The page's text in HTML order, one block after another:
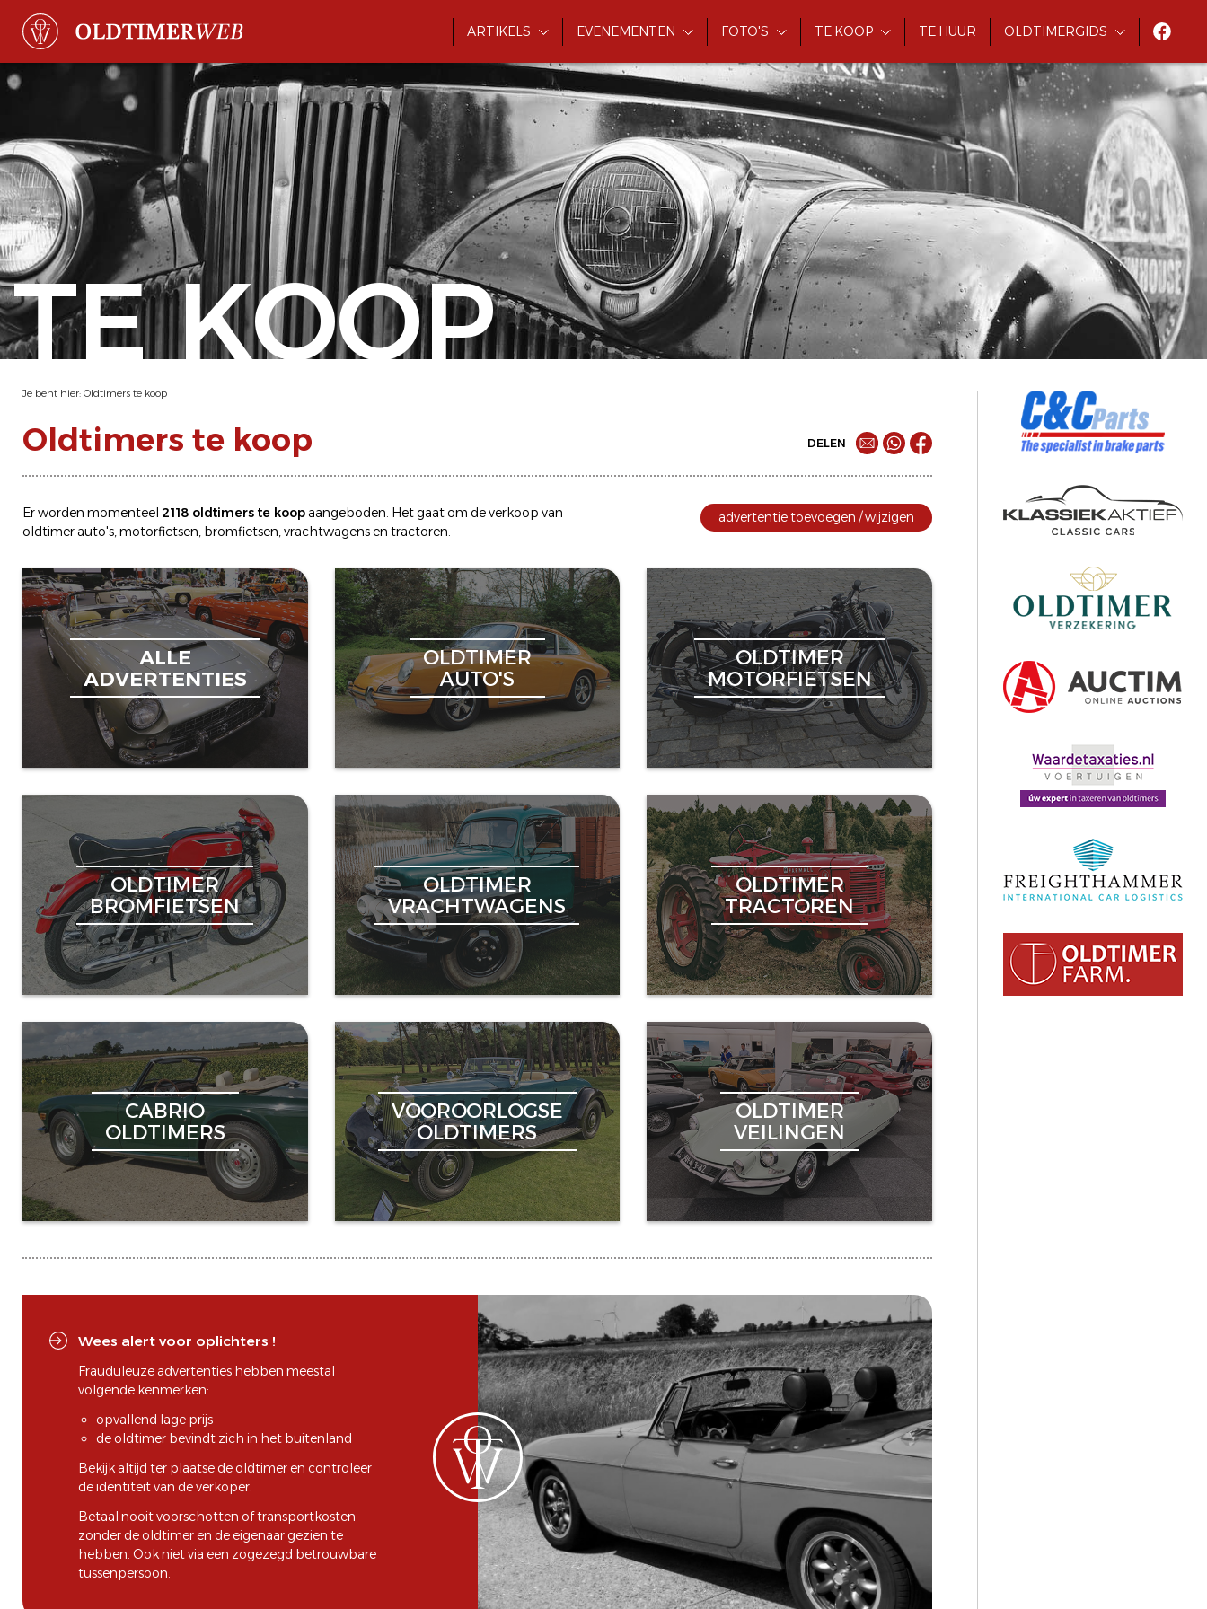
ARTIKELS EVENEMENTEN FOTO'S TE KOOP TE HUUR OLDTIMERGIDS
TE KOOP
Je bent hier: Oldtimers te koop
Oldtimers te koop DELEN
Er worden momenteel 2118 oldtimers te koopaangeboden. Het gaat om deverkoop van
oldtimerauto's,motorfietsen, bromfietsen,vrachtwagens en tractoren.
advertentie toevoegen / wijzigen
ALLE
ADVERTENTIES
OLDTIMER
AUTO'S
OLDTIMER
MOTORFIETSEN
OLDTIMER
BROMFIETSEN
OLDTIMER
VRACHTWAGENS
OLDTIMER
TRACTOREN
CABRIO
OLDTIMERS
VOOROORLOGSE
OLDTIMERS
OLDTIMER
VEILINGEN
Wees alert voor oplichters !
Frauduleuze advertenties hebben meestal
volgende kenmerken:
opvallend lage prijs
de oldtimer bevindt zich in het buitenland
Bekijk altijd ter plaatse de oldtimer en controleer
de identiteit van de verkoper.
Betaal nooit voorschotten of transportkosten
zonder de oldtimer en de eigenaar gezien te
hebben. Ook niet via een zogezegd betrouwbare
tussenpersoon.